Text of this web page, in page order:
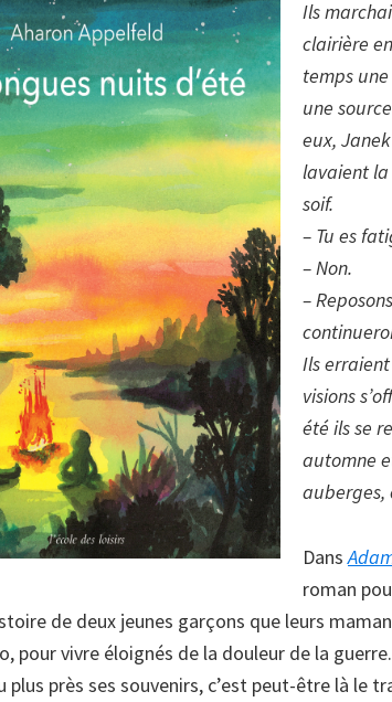
Ils
clairière
temps
une
eux,
lavaient
soif.
– Tu es
– Non.
–
Ils
visions
été ils se
automne
auberges,
Dans
roman
de deux jeunes garçons que leurs
pour vivre éloignés de la douleur de la
plus près ses souvenirs, c’est peut-être là le